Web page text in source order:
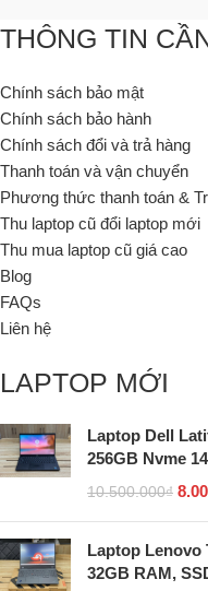
THÔNG TIN
Chính sách bảo mật
Chính sách bảo hành
Chính sách đổi và trả hàng
Thanh toán và vận chuyển
Phương thức thanh toán &
Thu laptop cũ đổi laptop mới
Thu mua laptop cũ giá cao
Blog
FAQs
Liên hệ
LAPTOP MỚI
Laptop Dell
256GB Nvme
10.500.000₫
Laptop Lenovo
32GB RAM,